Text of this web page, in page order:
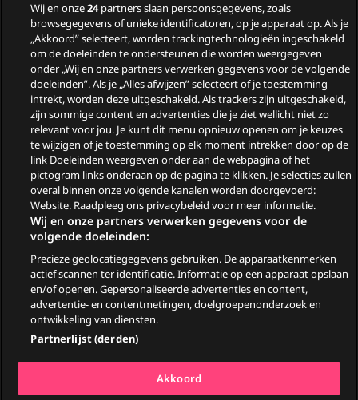
Nieuwe tv programma’s
in augustus
Wie zijn de gasten van
Zomergasten?
Woeste Grond
© 2026
Privacy & Cookiestatement
Ga
naar
GoGo Go
Wij en onze24partners slaan persoonsgegevens, zoals
browsegegevens of unieke identificatoren, op je apparaat op. Als je
„Akkoord” selecteert, worden trackingtechnologieën ingeschakeld
om de doeleinden te ondersteunen die worden weergegeven
onder „Wij en onze partners verwerken gegevens voor de volgende
doeleinden”. Als je „Alles afwijzen” selecteert of je toestemming
intrekt, worden deze uitgeschakeld. Als trackers zijn uitgeschakeld,
zijn sommige content en advertenties die je ziet wellicht niet zo
relevant voor jou. Je kunt dit menu opnieuw openen om je keuzes
te wijzigen of je toestemming op elk moment intrekken door op de
link Doeleinden weergeven onder aan de webpagina of het
pictogram links onderaan op de pagina te klikken. Je selecties zullen
overal binnen onze volgende kanalen worden doorgevoerd:
Website. Raadpleeg ons privacybeleid voor meer informatie.
Wij en onze partners verwerken gegevens voor de
volgende doeleinden:
Precieze geolocatiegegevens gebruiken. De apparaatkenmerken
actief scannen ter identificatie. Informatie op een apparaat opslaan
en/of openen. Gepersonaliseerde advertenties en content,
advertentie- en contentmetingen, doelgroepenonderzoek en
ontwikkeling van diensten.
Partnerlijst (derden)
Akkoord